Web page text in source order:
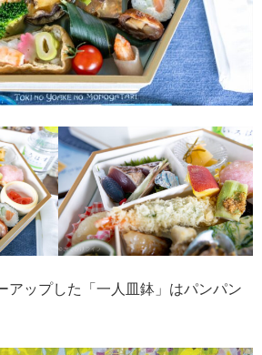
アップした「一人皿鉢」はパンパン